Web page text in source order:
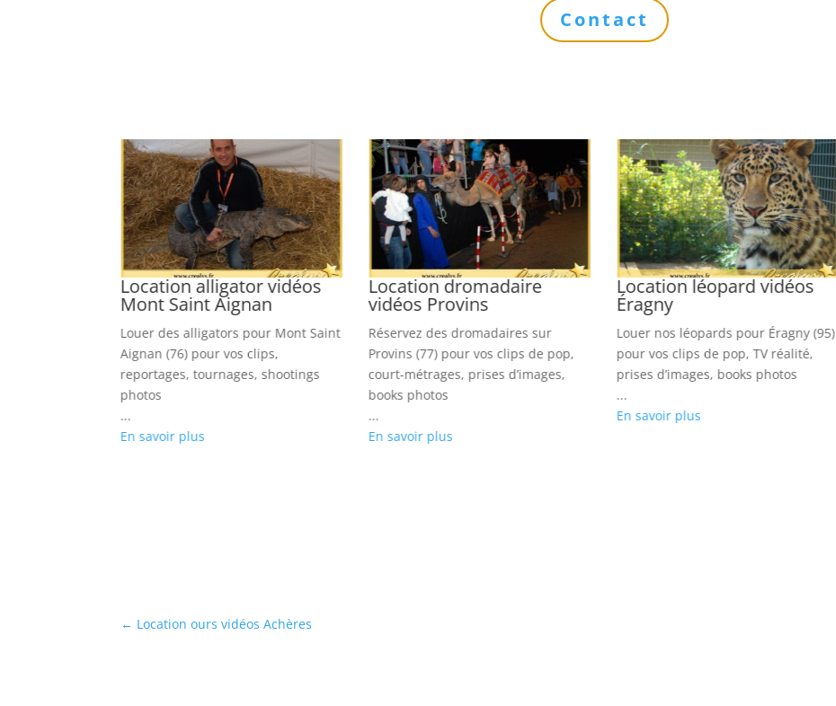
Contact
Location alligator vidéos
Mont Saint Aignan
Louer des alligators pour Mont Saint
Aignan (76) pour vos clips,
reportages, tournages, shootings
photos
...
En savoir plus
Location dromadaire
vidéos Provins
Réservez des dromadaires sur
Provins (77) pour vos clips de pop,
court-métrages, prises d’images,
books photos
...
En savoir plus
Location léopard vidéos
Éragny
Louer nos léopards pour Éragny (95)
pour vos clips de pop, TV réalité,
prises d’images, books photos
...
En savoir plus
← Location ours vidéos Achères